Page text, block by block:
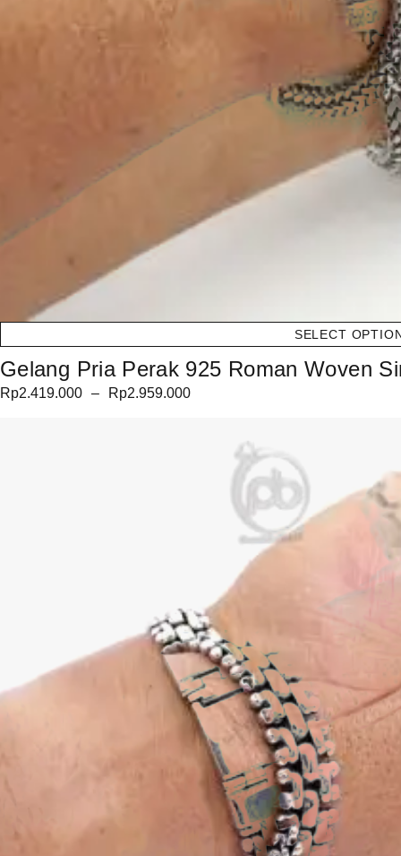
SELECT
Gelang Pria Perak 925 Roman Woven
Rp2.419.000 – Rp2.959.000